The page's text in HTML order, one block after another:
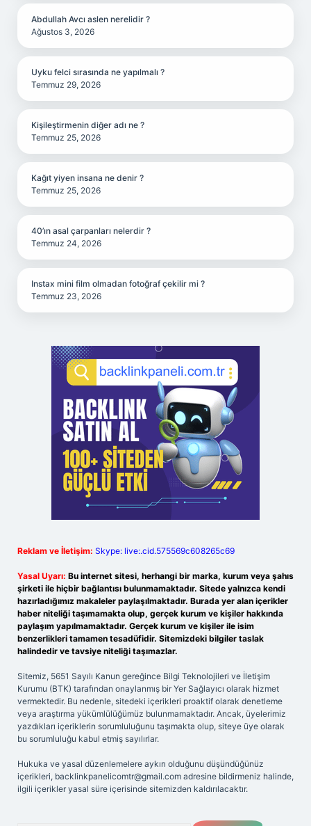
Abdullah Avcı aslen nerelidir ?
Ağustos 3, 2026
Uyku felci sırasında ne yapılmalı ?
Temmuz 29, 2026
Kişileştirmenin diğer adı ne ?
Temmuz 25, 2026
Kağıt yiyen insana ne denir ?
Temmuz 25, 2026
40’ın asal çarpanları nelerdir ?
Temmuz 24, 2026
Instax mini film olmadan fotoğraf çekilir mi ?
Temmuz 23, 2026
Reklam ve İletişim: Skype: live:.cid.575569c608265c69
Yasal Uyarı: Bu internet sitesi, herhangi bir marka, kurum veya şahıs
şirketi ile hiçbir bağlantısı bulunmamaktadır. Sitede yalnızca kendi
hazırladığımız makaleler paylaşılmaktadır. Burada yer alan içerikler
haber niteliği taşımamakta olup, gerçek kurum ve kişiler hakkında
paylaşım yapılmamaktadır. Gerçek kurum ve kişiler ile isim
benzerlikleri tamamen tesadüfidir. Sitemizdeki bilgiler taslak
halindedir ve tavsiye niteliği taşımazlar.
Sitemiz, 5651 Sayılı Kanun gereğince Bilgi Teknolojileri ve İletişim
Kurumu (BTK) tarafından onaylanmış bir Yer Sağlayıcı olarak hizmet
vermektedir. Bu nedenle, sitedeki içerikleri proaktif olarak denetleme
veya araştırma yükümlülüğümüz bulunmamaktadır. Ancak, üyelerimiz
yazdıkları içeriklerin sorumluluğunu taşımakta olup, siteye üye olarak
bu sorumluluğu kabul etmiş sayılırlar.
Hukuka ve yasal düzenlemelere aykırı olduğunu düşündüğünüz
içerikleri, backlinkpanelicomtr@gmail.com adresine bildirmeniz halinde,
ilgili içerikler yasal süre içerisinde sitemizden kaldırılacaktır.